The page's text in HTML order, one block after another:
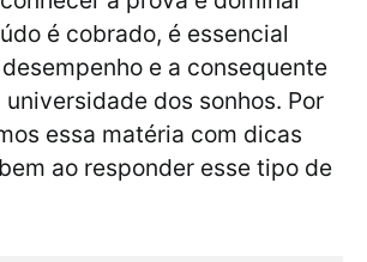
é cobrado, é essencial
e a consequente
dos sonhos. Por
essa matéria com dicas
ao responder esse tipo de